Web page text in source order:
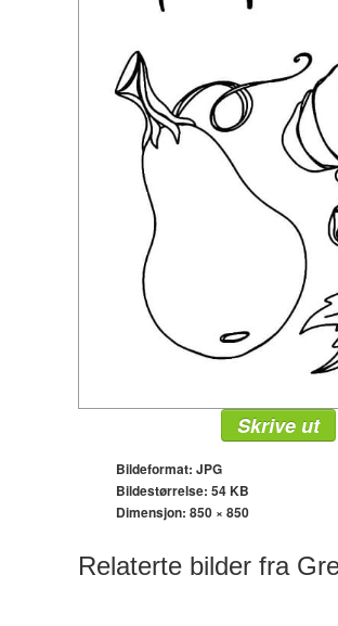
Skrive ut
Bildeformat: JPG
Bildestørrelse: 54 KB
Dimensjon: 850 × 850
Relaterte bilder fra